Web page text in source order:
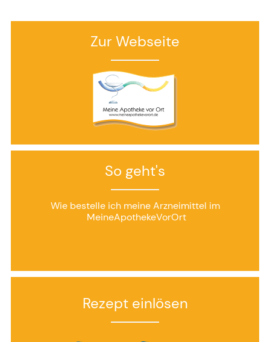
Zur Webseite
So geht's
Wie bestelle ich meine Arzneimittel im
MeineApothekeVorOrt
Rezept einlösen